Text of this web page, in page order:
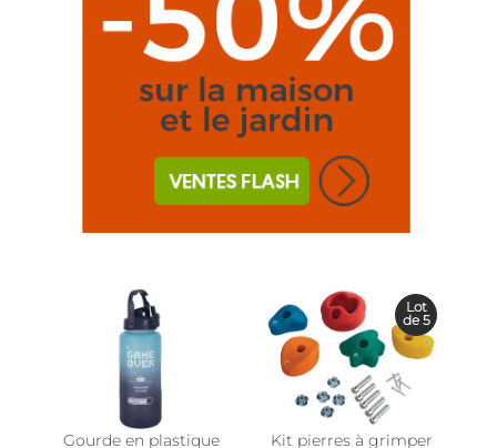
Gourde en plastique
Kit pierres à grimper
Lot
de 5